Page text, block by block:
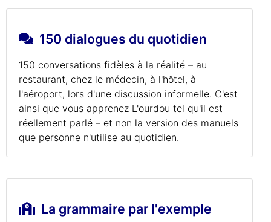
150 dialogues du quotidien
150 conversations fidèles à la réalité – au
restaurant, chez le médecin, à l'hôtel, à
l'aéroport, lors d'une discussion informelle. C'est
ainsi que vous apprenez L'ourdou tel qu'il est
réellement parlé – et non la version des manuels
que personne n'utilise au quotidien.
La grammaire par l'exemple